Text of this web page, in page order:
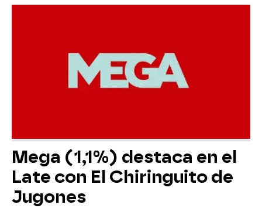
Mega (1,1%) destaca en el
Late con El Chiringuito de
Jugones